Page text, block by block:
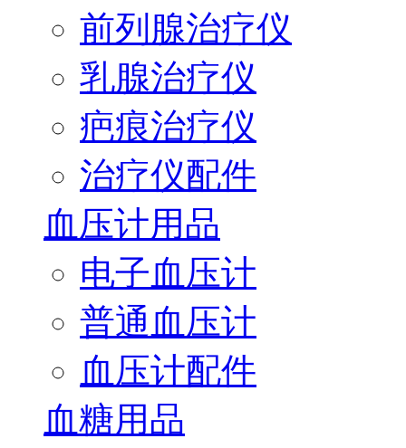
前列腺治疗仪
乳腺治疗仪
疤痕治疗仪
治疗仪配件
血压计用品
电子血压计
普通血压计
血压计配件
血糖用品